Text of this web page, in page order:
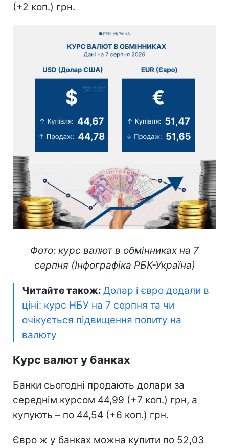
(+2 коп.) грн.
Фото: курс валют в обмінниках на 7
серпня (Інфографіка РБК-Україна)
Читайте також: Долар і євро додали в
ціні: курс НБУ на 7 серпня та чи
очікується підвищення попиту на
валюту
Курс валют у банках
Банки сьогодні продають долари за
середнім курсом 44,99 (+7 коп.) грн, а
купують – по 44,54 (+6 коп.) грн.
Євро ж у банках можна купити по 52,03